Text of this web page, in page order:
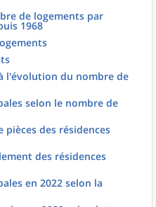
de logements par
1968
l'évolution du nombre de
selon le nombre de
pièces des résidences
des résidences
en 2022 selon la